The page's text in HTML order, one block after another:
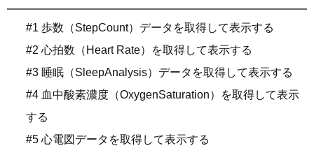
#1 歩数（StepCount）データを取得して表示する
#2 心拍数（Heart Rate）を取得して表示する
#3 睡眠（SleepAnalysis）データを取得して表示する
#4 血中酸素濃度（OxygenSaturation）を取得して表示
する
#5 心電図データを取得して表示する